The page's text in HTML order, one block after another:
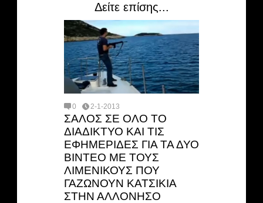
Δείτε επίσης...
0 2-1-2013
ΣΑΛΟΣ ΣΕ ΟΛΟ ΤΟ
ΔΙΑΔΙΚΤΥΟ ΚΑΙ ΤΙΣ
ΕΦΗΜΕΡΙΔΕΣ ΓΙΑ ΤΑ ΔΥΟ
ΒΙΝΤΕΟ ΜΕ ΤΟΥΣ
ΛΙΜΕΝΙΚΟΥΣ ΠΟΥ
ΓΑΖΩΝΟΥΝ ΚΑΤΣΙΚΙΑ
ΣΤΗΝ ΑΛΛΟΝΗΣΟ